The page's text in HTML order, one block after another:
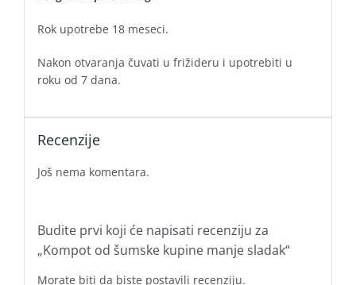
Rok upotrebe 18 meseci.
Nakon otvaranja čuvati u frižideru i upotrebiti u
roku od 7 dana.
Recenzije
Još nema komentara.
Budite prvi koji će napisati recenziju za
„Kompot od šumske kupine manje sladak“
Morate biti da biste postavili recenziju.